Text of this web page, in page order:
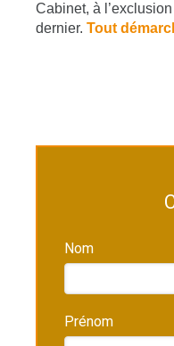
Cabinet, à
dernier. Tout
Nom
Prénom